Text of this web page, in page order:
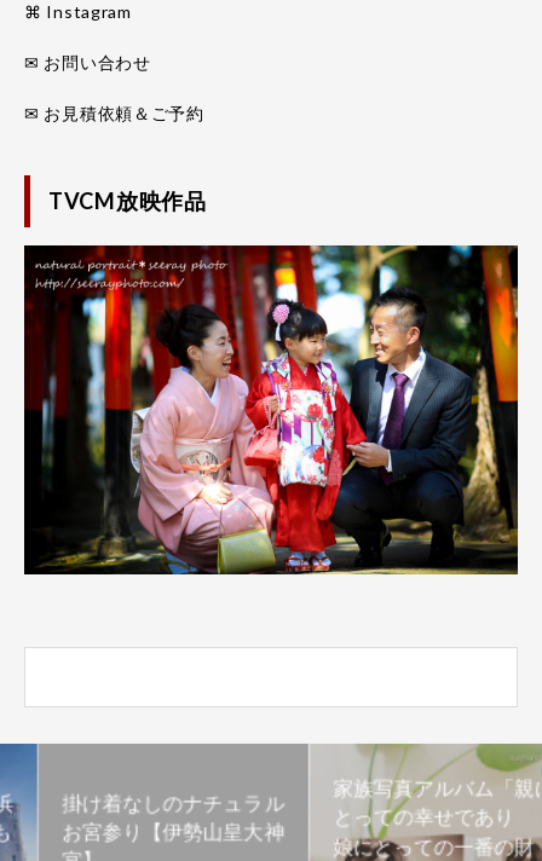
⌘ Instagram
✉ お問い合わせ
✉ お見積依頼＆ご予約
TVCM放映作品
掛け着なしのナチュラル
お宮参り【伊勢山皇大神
家族写真アルバム「親に
とっての幸せであり
娘にとっての一番の財